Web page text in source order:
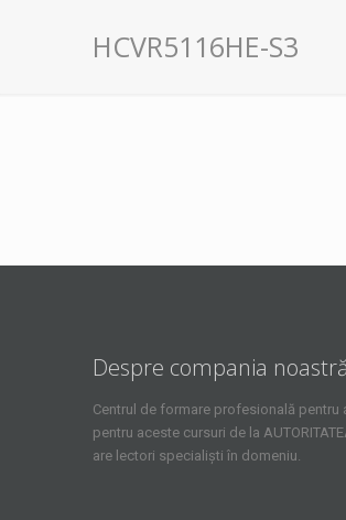
HCVR5116HE-S3
Despre compania noastră
Centrul de formare profesională
pentru aceste cursuri de la
are lectori specialiști în domeniu.